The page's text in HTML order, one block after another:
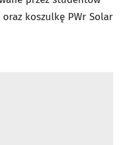
koszulkę PWr Solar